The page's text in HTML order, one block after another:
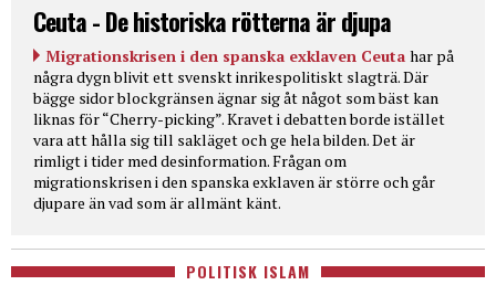
Ceuta - De historiska rötterna är djupa
Migrationskrisen i den spanska exklaven Ceuta har på
några dygn blivit ett svenskt inrikespolitiskt slagträ. Där
bägge sidor blockgränsen ägnar sig åt något som bäst kan
liknas för “Cherry-picking”. Kravet i debatten borde istället
vara att hålla sig till sakläget och ge hela bilden. Det är
rimligt i tider med desinformation. Frågan om
migrationskrisen i den spanska exklaven är större och går
djupare än vad som är allmänt känt.
POLITISK ISLAM